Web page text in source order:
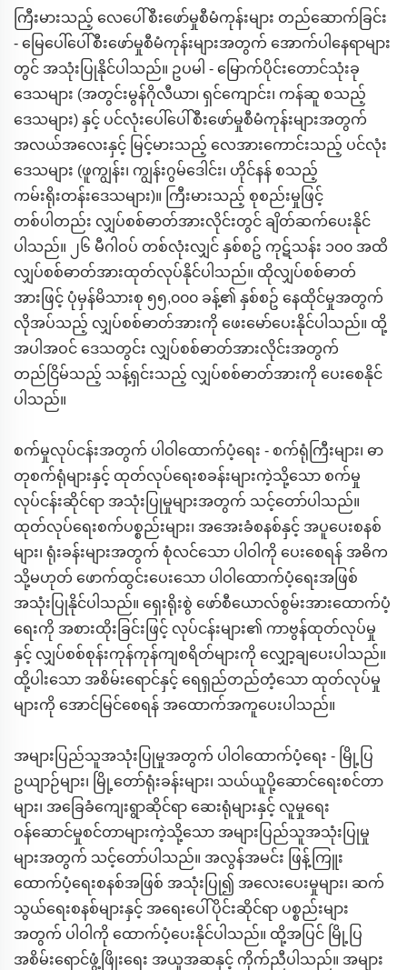
ကြီးမားသည့် လေပေါ်စီးဖော်မှုစီမံကုန်းများ တည်ဆောက်ခြင်း
- မြေပေါ်ပေါ်စီးဖော်မှုစီမံကုန်းများအတွက် အောက်ပါနေရာများ
တွင် အသုံးပြုနိုင်ပါသည်။ ဥပမါ - မြောက်ပိုင်းတောင်သုံးခု
ဒေသများ (အတွင်းမွန်ဂိုလီယာ၊ ရှင်ကျောင်း၊ ကန်ဆူ စသည့်
ဒေသများ) နှင့် ပင်လုံးပေါ်ပေါ်စီးဖော်မှုစီမံကုန်းများအတွက်
အလယ်အလေးနှင့် မြင့်မားသည့် လေအားကောင်းသည့် ပင်လုံး
ဒေသများ (ဖူကျွန်း၊ ကျွန်းဂွမ်ဒေါင်း၊ ဟိုင်နန် စသည့်
ကမ်းရိုးတန်းဒေသများ)။ ကြီးမားသည့် စုစည်းမှုဖြင့်
တစ်ပါတည်း လျှပ်စစ်ဓာတ်အားလိုင်းတွင် ချိတ်ဆက်ပေးနိုင်
ပါသည်။ ၂၆ မီဂါဝပ် တစ်လုံးလျှင် နှစ်စဥ် ကုဋ်သန်း ၁၀၀ အထိ
လျှပ်စစ်ဓာတ်အားထုတ်လုပ်နိုင်ပါသည်။ ထိုလျှပ်စစ်ဓာတ်
အားဖြင့် ပုံမှန်မိသားစု ၅၅,၀၀၀ ခန့်၏ နှစ်စဥ် နေထိုင်မှုအတွက်
လိုအပ်သည့် လျှပ်စစ်ဓာတ်အားကို ဖေးမော်ပေးနိုင်ပါသည်။ ထို့
အပါအဝင် ဒေသတွင်း လျှပ်စစ်ဓာတ်အားလိုင်းအတွက်
တည်ငြိမ်သည့် သန့်ရှင်းသည့် လျှပ်စစ်ဓာတ်အားကို ပေးစေနိုင်
ပါသည်။
စက်မှုလုပ်ငန်းအတွက် ပါဝါထောက်ပံ့ရေး - စက်ရုံကြီးများ၊ ဓာ
တုစက်ရုံများနှင့် ထုတ်လုပ်ရေးစခန်းများကဲ့သို့သော စက်မှု
လုပ်ငန်းဆိုင်ရာ အသုံးပြုမှုများအတွက် သင့်တော်ပါသည်။
ထုတ်လုပ်ရေးစက်ပစ္စည်းများ၊ အအေးခံစနစ်နှင့် အပူပေးစနစ်
များ၊ ရုံးခန်းများအတွက် စုံလင်သော ပါဝါကို ပေးစေရန် အဓိက
သို့မဟုတ် ဖောက်ထွင်းပေးသော ပါဝါထောက်ပံ့ရေးအဖြစ်
အသုံးပြုနိုင်ပါသည်။ ရှေးရိုးစွဲ ဖော်စီယောလ်စွမ်းအားထောက်ပံ့
ရေးကို အစားထိုးခြင်းဖြင့် လုပ်ငန်းများ၏ ကာဗွန်ထုတ်လုပ်မှု
နှင့် လျှပ်စစ်စုန်းကုန်ကုန်ကျစရိတ်များကို လျှော့ချပေးပါသည်။
ထို့ပါးသော အစိမ်းရောင်နှင့် ရေရှည်တည်တံ့သော ထုတ်လုပ်မှု
များကို အောင်မြင်စေရန် အထောက်အကူပေးပါသည်။
အများပြည်သူအသုံးပြုမှုအတွက် ပါဝါထောက်ပံ့ရေး - မြို့ပြ
ဥယျာဉ်များ၊ မြို့တော်ရုံးခန်းများ၊ သယ်ယူပို့ဆောင်ရေးစင်တာ
များ၊ အခြေခံကျေးရွာဆိုင်ရာ ဆေးရုံများနှင့် လူမှုရေး
ဝန်ဆောင်မှုစင်တာများကဲ့သို့သော အများပြည်သူအသုံးပြုမှု
များအတွက် သင့်တော်ပါသည်။ အလွန်အမင်း ဖြန့်ကြူး
ထောက်ပံ့ရေးစနစ်အဖြစ် အသုံးပြု၍ အလေးပေးမှုများ၊ ဆက်
သွယ်ရေးစနစ်များနှင့် အရေးပေါ်ပိုင်းဆိုင်ရာ ပစ္စည်းများ
အတွက် ပါဝါကို ထောက်ပံ့ပေးနိုင်ပါသည်။ ထို့အပြင် မြို့ပြ
အစိမ်းရောင်ဖွံ့ဖြိုးရေး အယူအဆနှင့် ကိုက်ညီပါသည်။ အများ